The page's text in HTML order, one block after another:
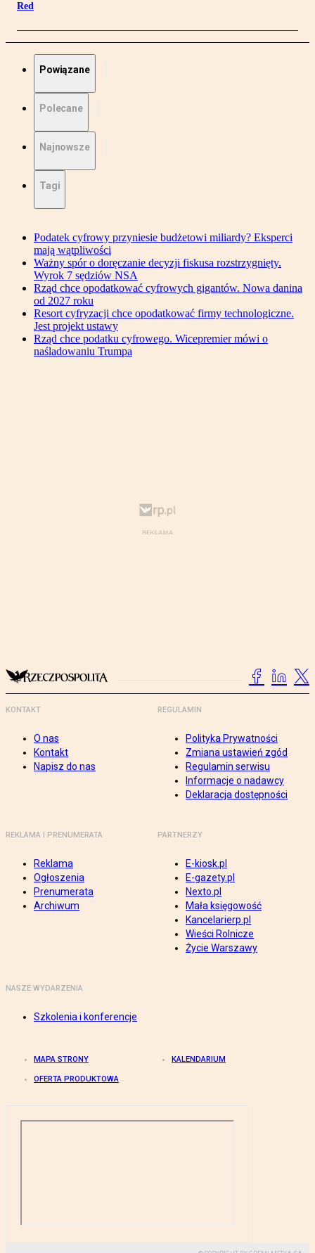
Red
Powiązane
Polecane
Najnowsze
Tagi
Podatek cyfrowy przyniesie budżetowi miliardy? Eksperci
mają wątpliwości
Ważny spór o doręczanie decyzji fiskusa rozstrzygnięty.
Wyrok 7 sędziów NSA
Rząd chce opodatkować cyfrowych gigantów. Nowa danina
od 2027 roku
Resort cyfryzacji chce opodatkować firmy technologiczne.
Jest projekt ustawy
Rząd chce podatku cyfrowego. Wicepremier mówi o
naśladowaniu Trumpa
KONTAKT
O nas
Kontakt
Napisz do nas
REGULAMIN
Polityka Prywatności
Zmiana ustawień zgód
Regulamin serwisu
Informacje o nadawcy
Deklaracja dostępności
REKLAMA I PRENUMERATA
Reklama
Ogłoszenia
Prenumerata
Archiwum
PARTNERZY
E-kiosk.pl
E-gazety.pl
Nexto.pl
Mała księgowość
Kancelarierp.pl
Wieści Rolnicze
Życie Warszawy
NASZE WYDARZENIA
Szkolenia i konferencje
MAPA STRONY KALENDARIUM
OFERTA PRODUKTOWA